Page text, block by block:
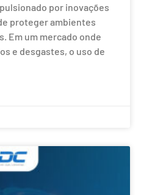
por inovações
proteger ambientes
Em um mercado onde
e desgastes, o uso de